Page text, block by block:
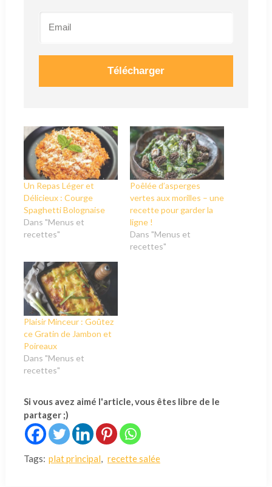
Télécharger
Un Repas Léger et
Délicieux : Courge
Spaghetti Bolognaise
Dans "Menus et
recettes"
Poêlée d’asperges
vertes aux morilles – une
recette pour garder la
ligne !
Dans "Menus et
recettes"
Plaisir Minceur : Goûtez
ce Gratin de Jambon et
Poireaux
Dans "Menus et
recettes"
Si vous avez aimé l'article, vous êtes libre de le
partager ;)
Tags: plat principal, recette salée